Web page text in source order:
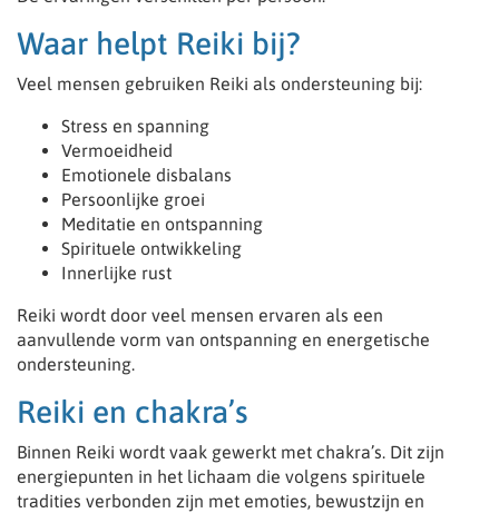
Waar helpt Reiki bij?
Veel mensen gebruiken Reiki als ondersteuning bij:
Stress en spanning
Vermoeidheid
Emotionele disbalans
Persoonlijke groei
Meditatie en ontspanning
Spirituele ontwikkeling
Innerlijke rust
Reiki wordt door veel mensen ervaren als een
aanvullende vorm van ontspanning en energetische
ondersteuning.
Reiki en chakra’s
Binnen Reiki wordt vaak gewerkt met chakra’s. Dit zijn
energiepunten in het lichaam die volgens spirituele
tradities verbonden zijn met emoties, bewustzijn en